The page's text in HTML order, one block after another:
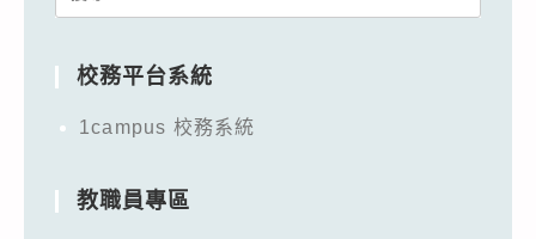
校務平台系統
1campus 校務系統
教職員專區